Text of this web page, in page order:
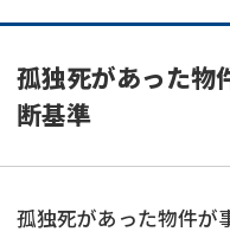
孤独死があった物
断基準
孤独死があった物件が